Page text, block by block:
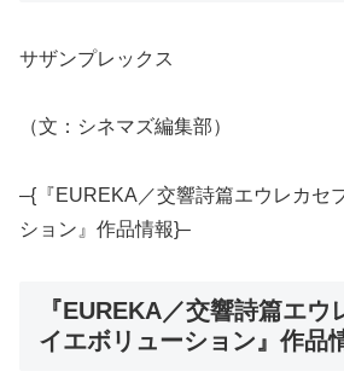
サザンプレックス
（文：シネマズ編集部）
–{『EUREKA／交響詩篇エウレカセ
ション』作品情報}–
『EUREKA／交響詩篇エウ
イエボリューション』作品